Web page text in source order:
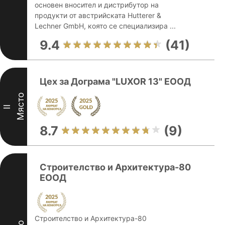
основен вносител и дистрибутор на
продукти от австрийската Hutterer &
Lechner GmbH, която се специализира ...
9.4 (41)
II Място
Цех за Дограма "LUXOR 13" ЕООД
8.7 (9)
Строителство и Архитектура-80
ЕООД
Строителство и Архитектура-80